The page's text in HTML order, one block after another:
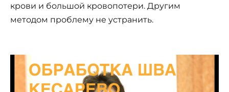
крови и большой кровопотери. Другим
методом проблему не устранить.